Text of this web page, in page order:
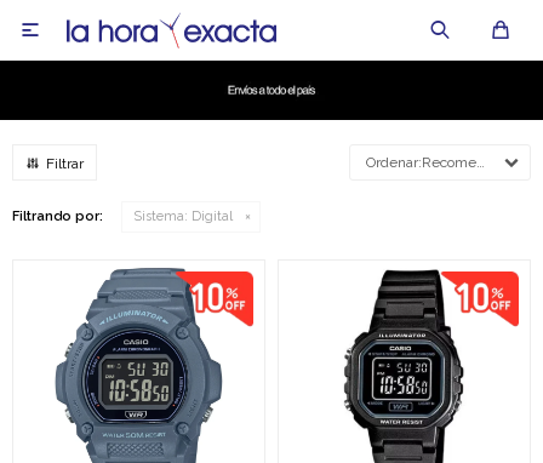

Recomendados
Filtrando por: Sistema: Digital